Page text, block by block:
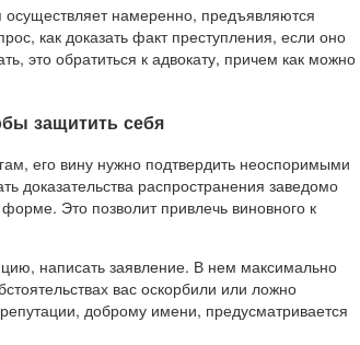
осуществляет намеренно, предъявляются
как доказать факт преступления, если оно
это обратиться к адвокату, причем как можно
защитить себя
его вину нужно подтвердить неоспоримыми
доказательства распространения заведомо
Это позволит привлечь виновного к
написать заявление. В нем максимально
вас оскорбили или ложно
доброму имени, предусматривается